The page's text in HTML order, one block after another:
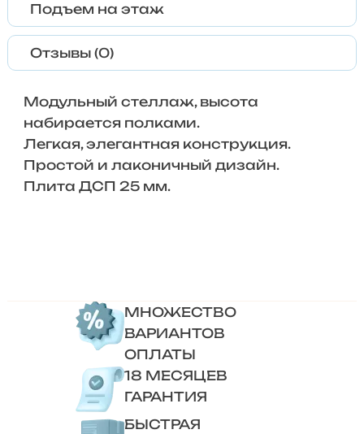
Подъем на этаж
Отзывы (0)
Модульный стеллаж, высота
набирается полками.
Легкая, элегантная конструкция.
Простой и лаконичный дизайн.
​Плита ДСП 25 мм.
МНОЖЕСТВО
ВАРИАНТОВ
ОПЛАТЫ
18 МЕСЯЦЕВ
ГАРАНТИЯ
БЫСТРАЯ